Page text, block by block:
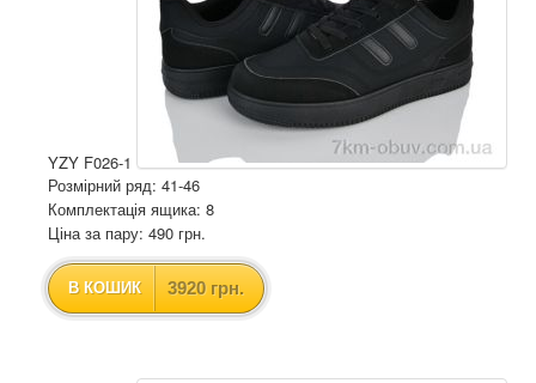
YZY F026-1
Розмірний ряд: 41-46
Комплектація ящика: 8
Ціна за пару: 490 грн.
В КОШИК 3920 грн.